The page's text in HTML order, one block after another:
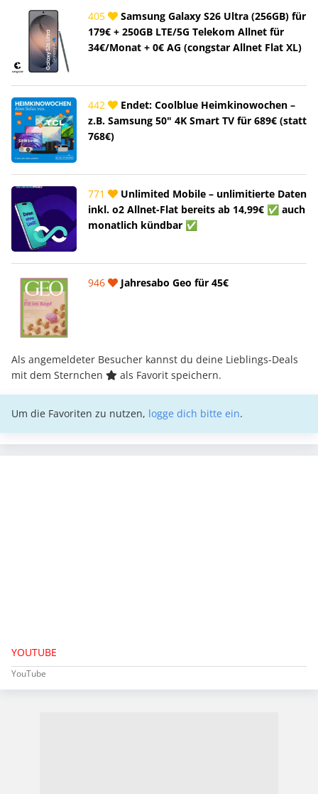
405
Samsung Galaxy S26 Ultra (256GB) für
179€ + 250GB LTE/5G Telekom Allnet für
34€/Monat + 0€ AG (congstar Allnet Flat XL)
442
Endet: Coolblue Heimkinowochen –
z.B. Samsung 50" 4K Smart TV für 689€ (statt
768€)
771
Unlimited Mobile – unlimitierte Daten
inkl. o2 Allnet-Flat bereits ab 14,99€ ✅ auch
monatlich kündbar ✅
946 Jahresabo Geo für 45€
Als angemeldeter Besucher kannst du deine Lieblings-Deals
mit dem Sternchen
als Favorit speichern.
Um die Favoriten zu nutzen, logge dich bitte ein.
YOUTUBE
YouTube